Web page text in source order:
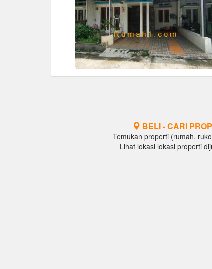
BELI - CARI
Temukan properti (rumah,
Lihat lokasi lokasi properti